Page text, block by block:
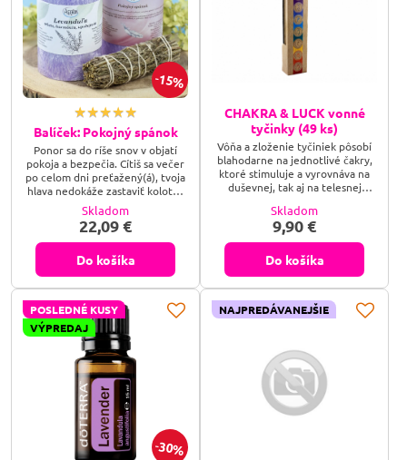
15%
Balíček: Pokojný spánok
Ponor sa do ríše snov v objatí
pokoja a bezpečia. Cítiš sa večer
po celom dni preťažený(á), tvoja
hlava nedokáže zastaviť kolotoč
myšlienok ani po zhasnutí svetla,
alebo jednoducho túžiš po
hlbokom, neprerušovanom
spánku, z ktorého sa zobudíš
skutočne oddýchnutý(á)? Balíček
Pokojný spánok je tvojím nočným
strážcom – spojenie očistnej
šalvie a upokojujúcej levandule
vytvorí v tvojej spálni...
Skladom
22,09 €
Do košíka
CHAKRA & LUCK vonné
tyčinky (49 ks)
Vôňa a zloženie tyčiniek pôsobí
blahodarne na jednotlivé čakry,
ktoré stimuluje a vyrovnáva na
duševnej, tak aj na telesnej
eukalyptus, ruža, levanduľa,
Ylang Ylang, céder.
Skladom
9,90 €
Do košíka
30%
POSLEDNÉ KUSY
VÝPREDAJ
NAJPREDÁVANEJŠIE